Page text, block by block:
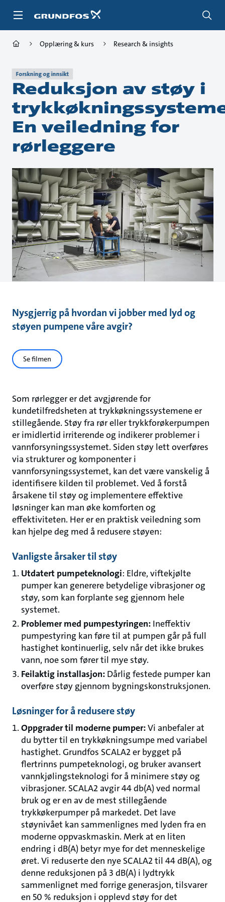
Opplæring & kurs Research & insights
Forskning og innsikt
Reduksjon av støy i
En veiledning for
rørleggere
Nysgjerrig på hvordan vi jobber med lyd og
støyen pumpene våre avgir?
Se filmen
Som rørlegger er det avgjørende for
kundetilfredsheten at trykkøkningssystemene er
stillegående. Støy fra rør eller trykkforøkerpumpen
er imidlertid irriterende og indikerer problemer i
vannforsyningssystemet. Siden støy lett overføres
via strukturer og komponenter i
vannforsyningssystemet, kan det være vanskelig å
identifisere kilden til problemet. Ved å forstå
årsakene til støy og implementere effektive
løsninger kan man øke komforten og
effektiviteten. Her er en praktisk veiledning som
kan hjelpe deg med å redusere støyen:
Vanligste årsaker til støy
Utdatert pumpeteknologi: Eldre, viftekjølte
pumper kan generere betydelige vibrasjoner og
støy, som kan forplante seg gjennom hele
systemet.
Problemer med pumpestyringen: Ineffektiv
pumpestyring kan føre til at pumpen går på full
hastighet kontinuerlig, selv når det ikke brukes
vann, noe som fører til mye støy.
Feilaktig installasjon: Dårlig festede pumper kan
overføre støy gjennom bygningskonstruksjonen.
Løsninger for å redusere støy
Oppgrader til moderne pumper:Vi anbefaler at
du bytter til en trykkøkningsumpe med variabel
hastighet. Grundfos SCALA2 er bygget på
flertrinns pumpeteknologi, og bruker avansert
vannkjølingsteknologi for å minimere støy og
vibrasjoner. SCALA2 avgir 44 db(A) ved normal
bruk og er en av de mest stillegående
trykkøkerpumper på markedet. Det lave
støynivået kan sammenlignes med lyden fra en
moderne oppvaskmaskin. Merk at en liten
endring i dB(A) betyr mye for det menneskelige
øret. Vi reduserte den nye SCALA2 til 44 dB(A), og
denne reduksjonen på 3 dB(A) i lydtrykk
sammenlignet med forrige generasjon, tilsvarer
en 50 % reduksjon i opplevd støy for det